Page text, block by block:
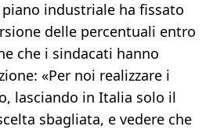
piano industriale ha fissato
delle percentuali entro
che i sindacati hanno
«Per noi realizzare i
lasciando in Italia solo il
sbagliata, e vedere che